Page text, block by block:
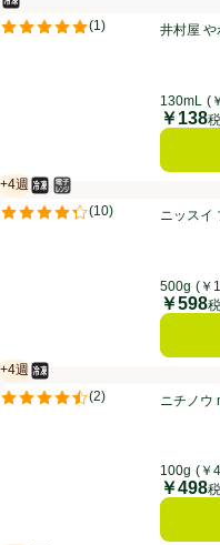
井村屋 やわもちアイスバニラ
冷凍食品
(1)
評価は1件のレビューで5点中
井村屋
130mL (
価格
￥138
ニッスイ ブロッコリー大容量
+4週
賞味・消費期限保証：4週間
冷凍食品
電子レンジ使用可
(10)
評価は10件のレビューで5点中
ニッスイ
500g (￥
価格
￥598
ニチノウ mikata 国産ブルーベ
+4週
賞味・消費期限保証：4週間
冷凍食品
(2)
評価は2件のレビューで5点中
ニチノウ
100g (￥
価格
￥498